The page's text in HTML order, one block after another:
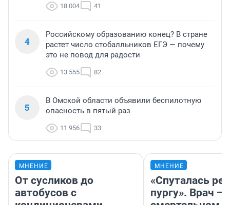
18 004 41
4
Российскому образованию конец? В стране
растет число стобалльников ЕГЭ — почему
это не повод для радости
13 555 82
5
В Омской области объявили беспилотную
опасность в пятый раз
11 956 33
МНЕНИЕ
От сусликов до
автобусов с
МНЕНИЕ
«Спуталась
пургу». Врач —